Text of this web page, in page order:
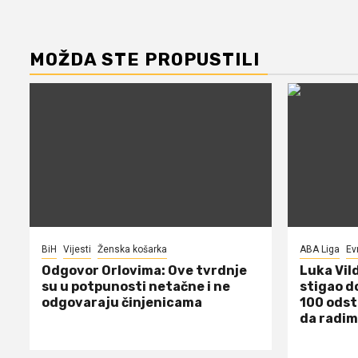
MOŽDA STE PROPUSTILI
BiH Vijesti Ženska košarka
Odgovor Orlovima: ​Ove tvrdnje
su u potpunosti netačne i ne
odgovaraju činjenicama
ABA Liga
Luka
stigao
100
da